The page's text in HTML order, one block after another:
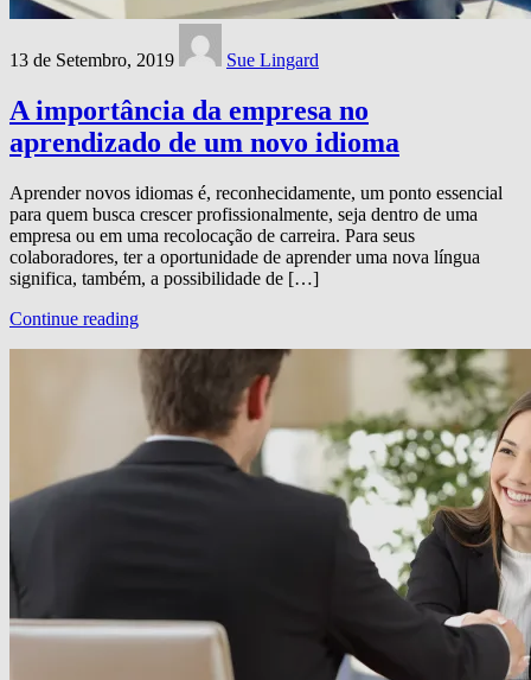
13 de Setembro, 2019 Sue Lingard
A importância da empresa no
aprendizado de um novo idioma
Aprender novos idiomas é, reconhecidamente, um ponto essencial
para quem busca crescer profissionalmente, seja dentro de uma
empresa ou em uma recolocação de carreira. Para seus
colaboradores, ter a oportunidade de aprender uma nova língua
significa, também, a possibilidade de […]
Continue reading